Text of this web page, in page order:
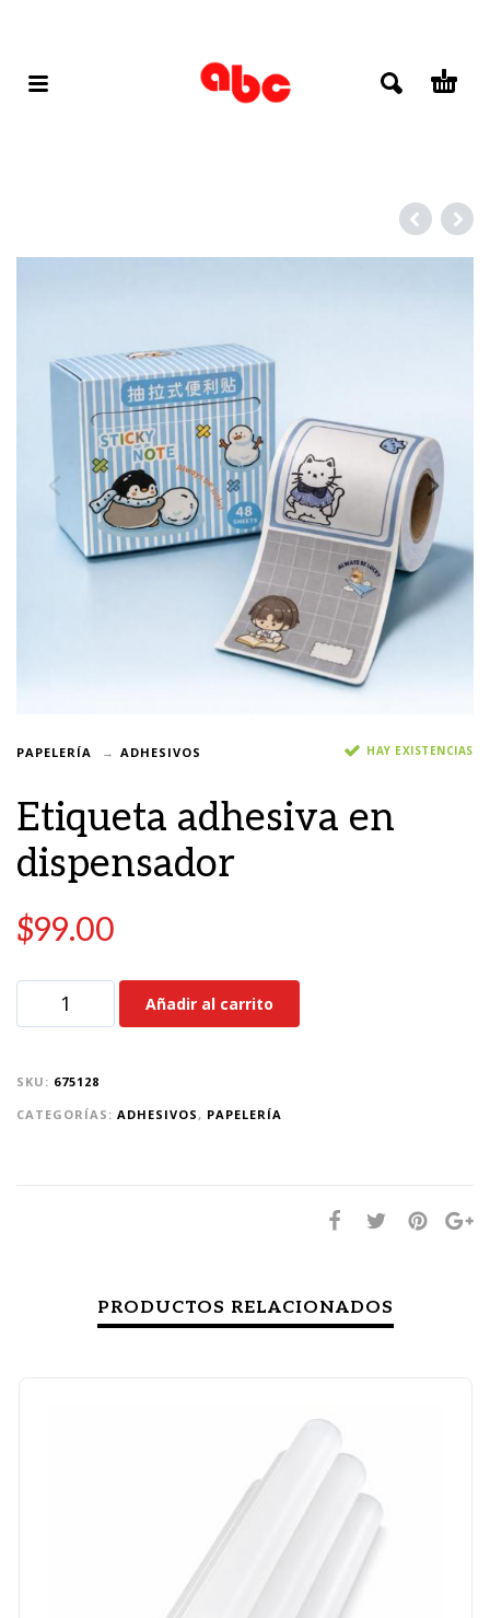
PAPELERÍA ADHESIVOS HAY EXISTENCIAS
Etiqueta adhesiva en
dispensador
$99.00
Añadir al carrito
SKU: 675128
CATEGORÍAS: ADHESIVOS, PAPELERÍA
PRODUCTOS RELACIONADOS